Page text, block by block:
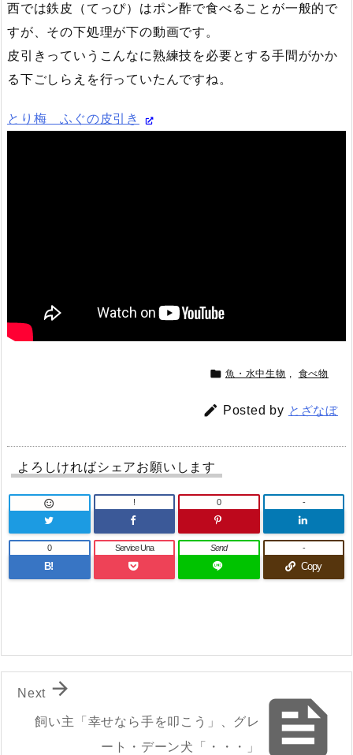
西では鉄皮（てっぴ）はポン酢で食べることが一般的で
すが、その下処理が下の動画です。
皮引きっていうこんなに熟練技を必要とする手間がかか
る下ごしらえを行っていたんですね。
とり梅 ふぐの皮引き
 魚・水中生物 , 食べ物
 Posted by とざなぼ
よろしければシェアお願いします
 ! 0 -
B!
0 Service Una Send
Copy
-

飼い主「幸せなら手を叩こう」、グレ
ート・デーン犬「・・・」

Next